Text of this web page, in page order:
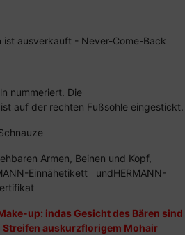
ist ausverkauft - Never-Come-Back
nummeriert. Die
auf der rechten Fußsohle eingestickt.
Armen, Beinen und Kopf,
Einnähetikett undHERMANN-
up: indas Gesicht des Bären sind
auskurzflorigem Mohair